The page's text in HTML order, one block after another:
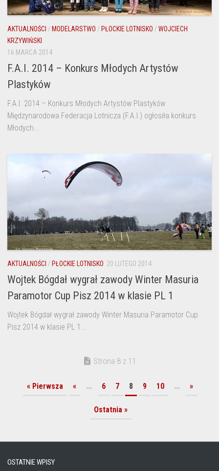
AKTUALNOŚCI / MODELARSTWO / PŁOCKIE LOTNISKO /WOJCIECH
KRZYWIŃSKI
16 MARCA 2014
F.A.I. 2014 – Konkurs Młodych Artystów
Plastyków
F.A.I. 2014 – Konkurs Młodych Artystów Plastyków
Międzynarodowa Federacja Lotnicza (F.A.I.) ogłosiła konkurs
Młodych...
AKTUALNOŚCI / PŁOCKIE LOTNISKO 20 LUTEGO 2014
Wojtek Bógdał wygrał zawody Winter Masuria
Paramotor Cup Pisz 2014 w klasie PL 1
Wojtek Bógdał wygrał zawody Winter Masuria Paramotor Cup
Pisz 2014 w klasie PL 1...
Strona 8 z 11
« Pierwsza « ... 6 7 8 9 10 ... »
Ostatnia »
OSTATNIE WPISY